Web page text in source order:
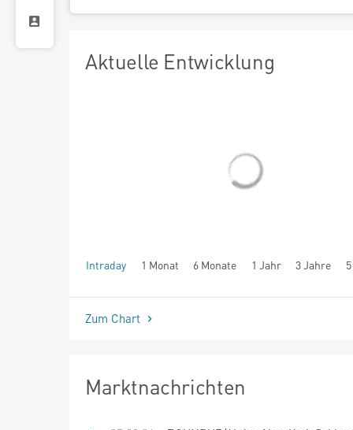
Aktuelle Entwicklung
Intraday 1 Monat 6 Monate 1 Jahr 3 Jahre
seit Beginn
Zum Chart
Marktnachrichten